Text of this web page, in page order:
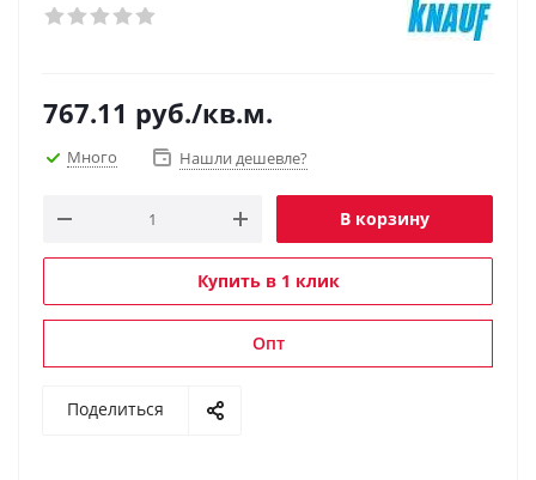
767.11 руб./кв.м.
Много Нашли дешевле?
В корзину
Купить в 1 клик
Опт
Поделиться